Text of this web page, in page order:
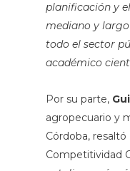
planificación y
mediano y
todo el sector
académico
Por su parte,
agropecuario y
Córdoba,
Competitividad